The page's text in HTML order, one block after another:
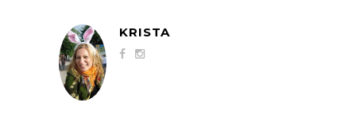
KRISTA